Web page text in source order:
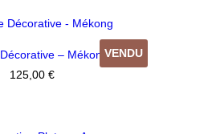
VENDU
– Mékong
125,00 €